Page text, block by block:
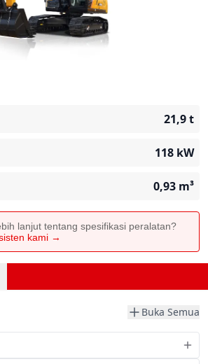
21,9t
118 kW
0,93 m³
lanjut tentang spesifikasi peralatan?
kami →
Buka Semua